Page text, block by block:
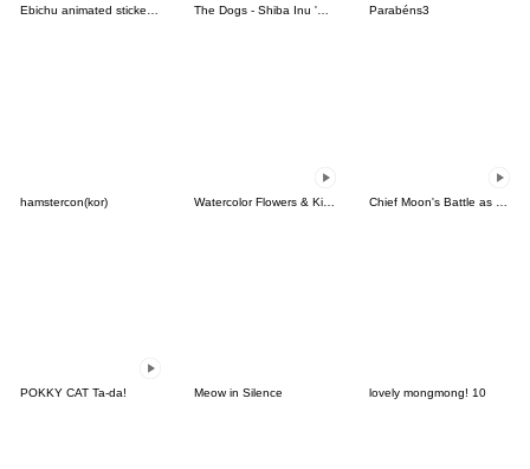
Ebichu animated stickers 2 The Dogs - Shiba Inu 'Rui' Parabéns3
hamstercon(kor)
POKKY CAT Ta-da! Meow in Silence lovely mongmong! 10